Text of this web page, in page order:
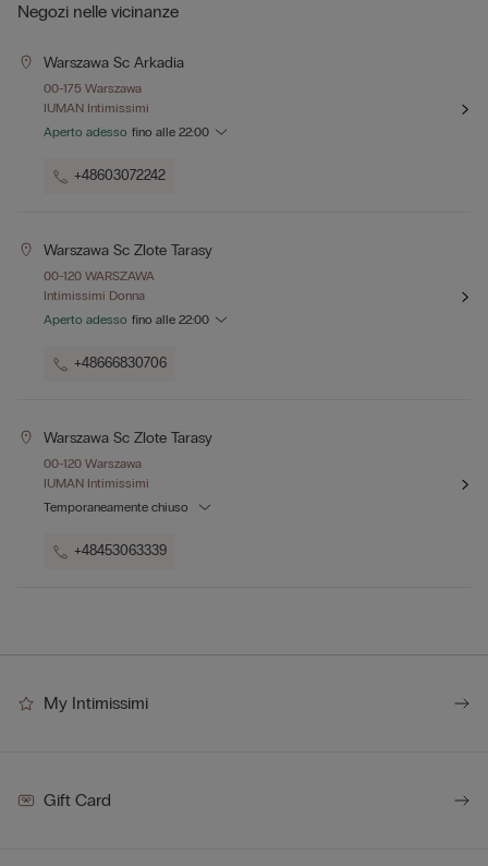
Negozi nelle vicinanze
Warszawa Sc Arkadia
00-175 Warszawa
IUMAN Intimissimi
Aperto adesso fino alle 22:00
+48603072242
Warszawa Sc Zlote Tarasy
00-120 WARSZAWA
Intimissimi Donna
Aperto adesso fino alle 22:00
+48666830706
Warszawa Sc Zlote Tarasy
00-120 Warszawa
IUMAN Intimissimi
Temporaneamente chiuso
+48453063339
My Intimissimi
Gift Card